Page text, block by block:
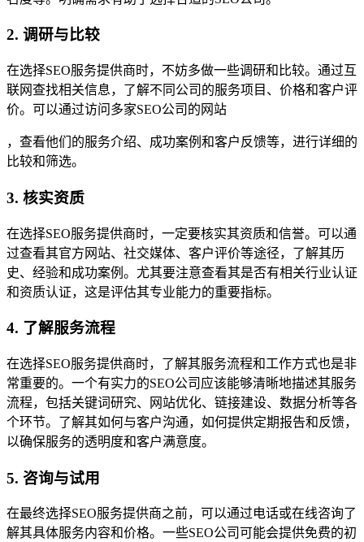
2. 调研与比较
在选择SEO服务提供商时，不妨多做一些调研和比较。通过互
联网查找相关信息，了解不同公司的服务项目、价格和客户评
价。可以通过访问多家SEO公司的网站
，查看他们的服务介绍、成功案例和客户反馈等，进行详细的
比较和筛选。
3. 核实资质
在选择SEO服务提供商时，一定要核实其资质和信誉。可以通
过查看其官方网站、社交媒体、客户评价等途径，了解其历
史、经验和成功案例。尤其要注意查看其是否有相关行业认证
和资质认证，这是评估其专业能力的重要指标。
4. 了解服务流程
在选择SEO服务提供商时，了解其服务流程和工作方式也是非
常重要的。一个有实力的SEO公司应该能够清晰地描述其服务
流程，包括关键词研究、网站优化、链接建设、数据分析等各
个环节。了解其如何与客户沟通，如何提供定期报告和反馈，
以确保服务的透明度和客户满意度。
5. 咨询与试用
在最终选择SEO服务提供商之前，可以通过电话或在线咨询了
解其具体服务内容和价格。一些SEO公司可能会提供免费的初